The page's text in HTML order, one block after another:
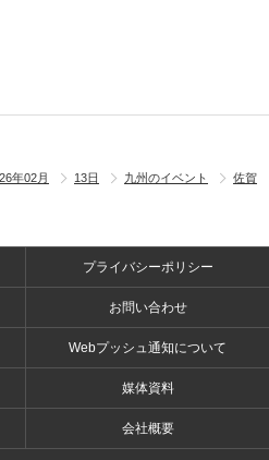
年02月 13日 九州のイベント
佐賀
プライバシーポリシー
お問い合わせ
Webプッシュ通知について
媒体資料
会社概要